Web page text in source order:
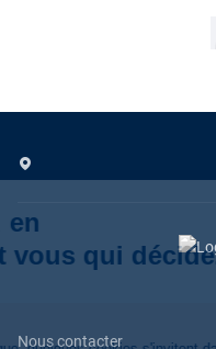
Nous contacter